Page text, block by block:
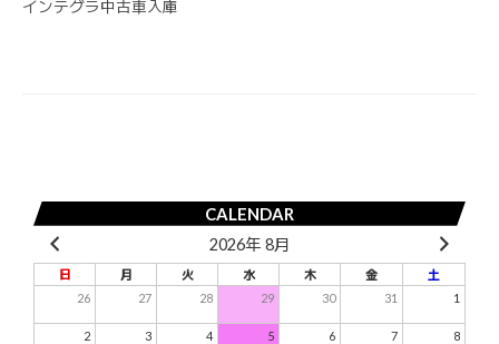
ン
インテグラ中古車入庫
CALENDAR
2026年 8月
日 月 火 水 木 金
土
26
27 28 29 30 31 1
2 3 4 5 6 7 8